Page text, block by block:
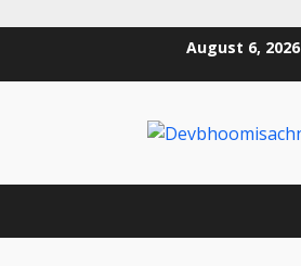
August 6, 2026